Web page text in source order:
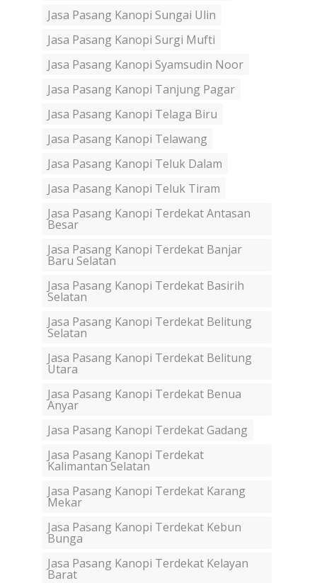
Jasa Pasang Kanopi Sungai Ulin
Jasa Pasang Kanopi Surgi Mufti
Jasa Pasang Kanopi Syamsudin Noor
Jasa Pasang Kanopi Tanjung Pagar
Jasa Pasang Kanopi Telaga Biru
Jasa Pasang Kanopi Telawang
Jasa Pasang Kanopi Teluk Dalam
Jasa Pasang Kanopi Teluk Tiram
Jasa Pasang Kanopi Terdekat Antasan
Besar
Jasa Pasang Kanopi Terdekat Banjar
Baru Selatan
Jasa Pasang Kanopi Terdekat Basirih
Selatan
Jasa Pasang Kanopi Terdekat Belitung
Selatan
Jasa Pasang Kanopi Terdekat Belitung
Utara
Jasa Pasang Kanopi Terdekat Benua
Anyar
Jasa Pasang Kanopi Terdekat Gadang
Jasa Pasang Kanopi Terdekat
Kalimantan Selatan
Jasa Pasang Kanopi Terdekat Karang
Mekar
Jasa Pasang Kanopi Terdekat Kebun
Bunga
Jasa Pasang Kanopi Terdekat Kelayan
Barat